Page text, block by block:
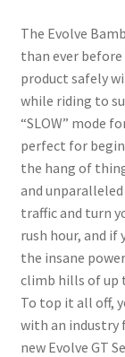
The Evolve
than ever
product safely
while riding to
“SLOW” mode
perfect for
the hang of
and
traffic and turn
rush hour, and if
the insane
climb hills of up
To top it all off,
with an industry
new Evolve GT